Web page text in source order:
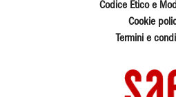
Codice Etico e
Cookie
Termini e